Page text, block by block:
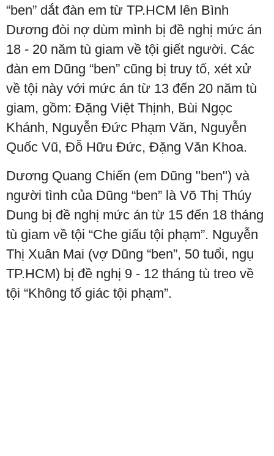
“ben” dắt đàn em từ TP.HCM lên Bình
Dương đòi nợ dùm mình bị đề nghị mức án
18 - 20 năm tù giam về tội giết người. Các
đàn em Dũng “ben” cũng bị truy tố, xét xử
về tội này với mức án từ 13 đến 20 năm tù
giam, gồm: Đặng Việt Thịnh, Bùi Ngọc
Khánh, Nguyễn Đức Phạm Văn, Nguyễn
Quốc Vũ, Đỗ Hữu Đức, Đặng Văn Khoa.
Dương Quang Chiến (em Dũng "ben") và
người tình của Dũng “ben” là Võ Thị Thúy
Dung bị đề nghị mức án từ 15 đến 18 tháng
tù giam về tội “Che giấu tội phạm”. Nguyễn
Thị Xuân Mai (vợ Dũng “ben”, 50 tuổi, ngụ
TP.HCM) bị đề nghị 9 - 12 tháng tù treo về
tội “Không tố giác tội phạm”.